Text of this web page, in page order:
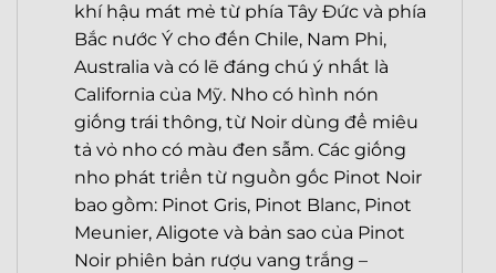
khí hậu mát mẻ từ phía Tây Đức và phía
Bắc nước Ý cho đến Chile, Nam Phi,
Australia và có lẽ đáng chú ý nhất là
California của Mỹ. Nho có hình nón
giống trái thông, từ Noir dùng để miêu
tả vỏ nho có màu đen sẫm. Các giống
nho phát triển từ nguồn gốc Pinot Noir
bao gồm: Pinot Gris, Pinot Blanc, Pinot
Meunier, Aligote và bản sao của Pinot
Noir phiên bản rượu vang trắng –